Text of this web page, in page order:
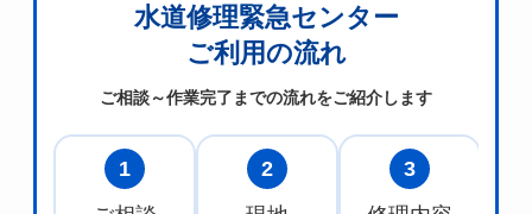
水道修理緊急センター
ご利用の流れ
ご相談～作業完了までの流れをご紹介します
1
2
3